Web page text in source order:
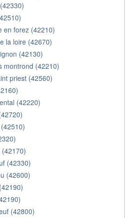
en forez (42210)
la loire (42670)
(42130)
montrond (42210)
priest (42560)
(42220)
(42330)
(42600)
(42800)